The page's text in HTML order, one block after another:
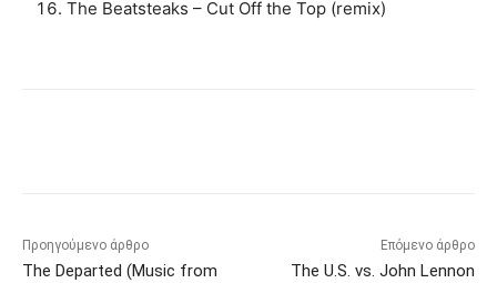
The Beatsteaks – Cut Off the Top (remix)
Προηγούμενο άρθρο
The Departed (Music from
Επόμενο άρθρο
The U.S. vs. John Lennon